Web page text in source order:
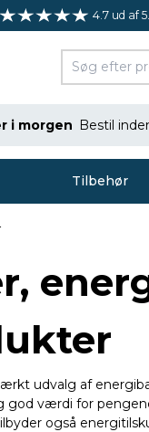
4.7 ud af
i morgen Bestil
Tilbehør
udvalg af
god værdi for
også